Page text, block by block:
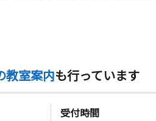
教室案内も行っています
受付時間